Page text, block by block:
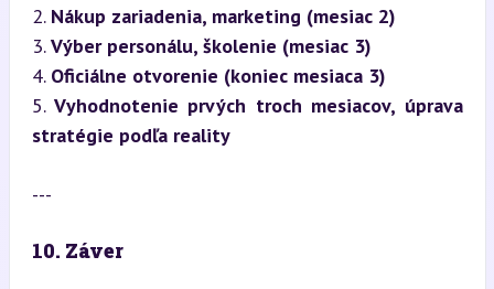
2. Nákup zariadenia, marketing (mesiac 2)
3. Výber personálu, školenie (mesiac 3)
4. Oficiálne otvorenie (koniec mesiaca 3)
5. Vyhodnotenie prvých troch mesiacov, úprava
stratégie podľa reality
---
10. Záver